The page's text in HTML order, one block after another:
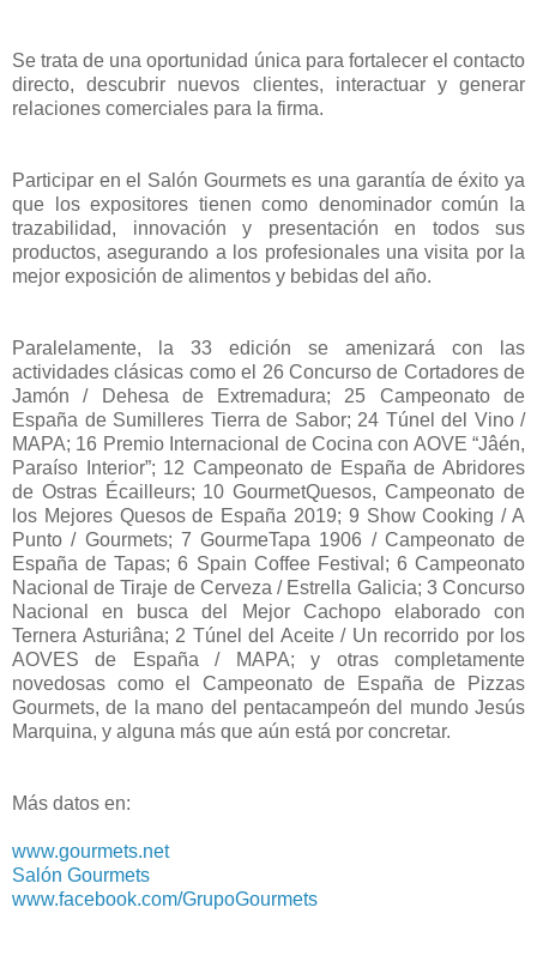
Se trata de una oportunidad única para fortalecer el contacto
directo, descubrir nuevos clientes, interactuar y generar
relaciones comerciales para la firma.
Participar en el Salón Gourmets es una garantía de éxito ya
que los expositores tienen como denominador común la
trazabilidad, innovación y presentación en todos sus
productos, asegurando a los profesionales una visita por la
mejor exposición de alimentos y bebidas del año.
Paralelamente, la 33 edición se amenizará con las
actividades clásicas como el 26 Concurso de Cortadores de
Jamón / Dehesa de Extremadura; 25 Campeonato de
España de Sumilleres Tierra de Sabor; 24 Túnel del Vino /
MAPA; 16 Premio Internacional de Cocina con AOVE “Jâén,
Paraíso Interior”; 12 Campeonato de España de Abridores
de Ostras Écailleurs; 10 GourmetQuesos, Campeonato de
los Mejores Quesos de España 2019; 9 Show Cooking / A
Punto / Gourmets; 7 GourmeTapa 1906 / Campeonato de
España de Tapas; 6 Spain Coffee Festival; 6 Campeonato
Nacional de Tiraje de Cerveza / Estrella Galicia; 3 Concurso
Nacional en busca del Mejor Cachopo elaborado con
Ternera Asturiâna; 2 Túnel del Aceite / Un recorrido por los
AOVES de España / MAPA; y otras completamente
novedosas como el Campeonato de España de Pizzas
Gourmets, de la mano del pentacampeón del mundo Jesús
Marquina, y alguna más que aún está por concretar.
Más datos en:
www.gourmets.net
Salón Gourmets
www.facebook.com/GrupoGourmets